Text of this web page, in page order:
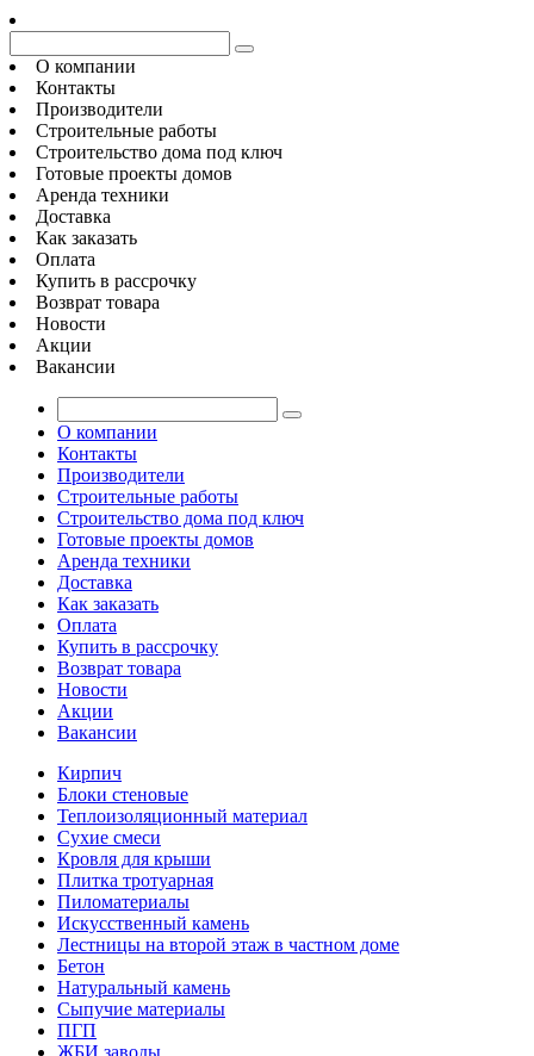
О компании
Контакты
Производители
Строительные работы
Строительство дома под ключ
Готовые проекты домов
Аренда техники
Доставка
Как заказать
Оплата
Купить в рассрочку
Возврат товара
Новости
Акции
Вакансии
О компании
Контакты
Производители
Строительные работы
Строительство дома под ключ
Готовые проекты домов
Аренда техники
Доставка
Как заказать
Оплата
Купить в рассрочку
Возврат товара
Новости
Акции
Вакансии
Кирпич
Блоки стеновые
Теплоизоляционный материал
Сухие смеси
Кровля для крыши
Плитка тротуарная
Пиломатериалы
Искусственный камень
Лестницы на второй этаж в частном доме
Бетон
Натуральный камень
Сыпучие материалы
ПГП
ЖБИ заводы